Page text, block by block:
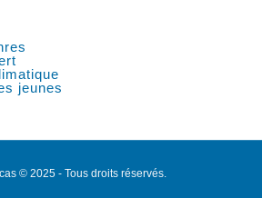
jeunes
© 2025 - Tous droits réservés.